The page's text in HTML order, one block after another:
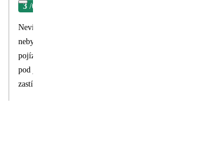
3 /6
Nevím zda toto hodnocení někdo čte,ale vzhledem ke
nebyly,delegáta jsem nepotřeboval....ale jedna
pojízdná stanoviště s dobře viditelným logem.Bohužel
pod jiným logem!! Logo Čedoku na tomto místě stálo na
zastínili.Protože jsme vystupovali mezi posledními bylo